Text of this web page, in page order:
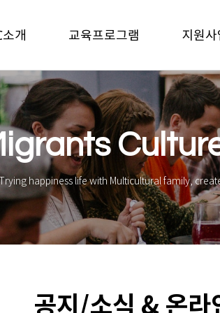
개 교육프로그램 지원사
happiness life with Multicultural family,
공지/소식 & 온라